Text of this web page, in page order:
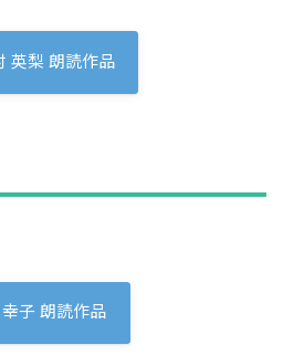
英梨 朗読作品
子 朗読作品